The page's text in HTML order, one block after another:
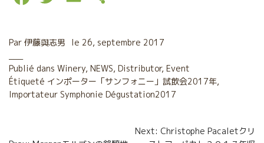
c
b
i
t
a
l
r
a
Par 伊藤與志男 le 26, septembre 2017
Publié dans Winery, NEWS, Distributor, Event
Étiqueté インポーター「サンフォニー」試飲会2017年,
Importateur Symphonie Dégustation2017
Navigation
Next: Christophe Pacaletクリ